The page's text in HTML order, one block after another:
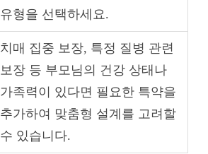
유형을 선택하세요.
치매 집중 보장, 특정 질병 관련
보장 등 부모님의 건강 상태나
가족력이 있다면 필요한 특약을
추가하여 맞춤형 설계를 고려할
수 있습니다.